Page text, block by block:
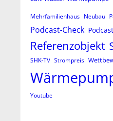
Mehrfamilienhaus Neubau
Podcast-Check
Referenzobjekt
SHK-TV Strompreis
Youtube